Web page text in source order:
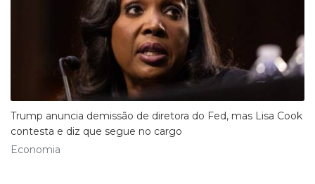
Trump anuncia demissão de diretora do Fed, mas Lisa Cook
contesta e diz que segue no cargo
Economia